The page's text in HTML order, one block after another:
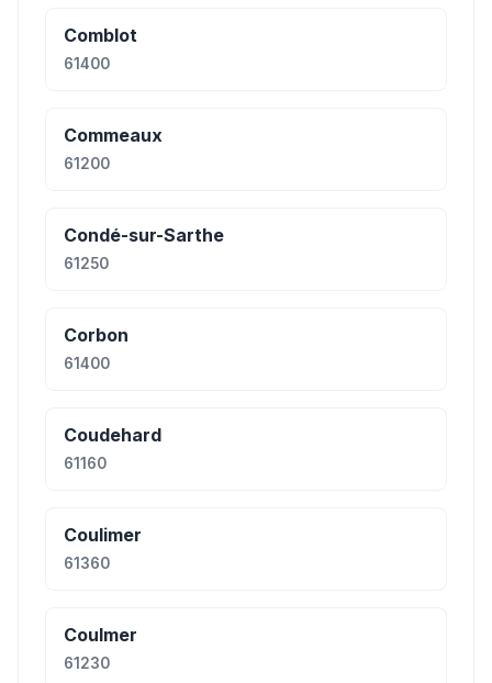
Comblot
61400
Commeaux
61200
Condé-sur-Sarthe
61250
Corbon
61400
Coudehard
61160
Coulimer
61360
Coulmer
61230